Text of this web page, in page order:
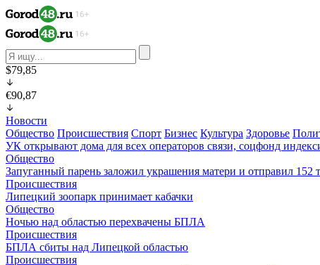
$79,85
€90,87
Новости
Общество Происшествия Спорт Бизнес Культура Здоровье
УК открывают дома для всех операторов связи, соцфонд
Общество
Запуганный парень заложил украшения матери и отправил
Происшествия
Липецкий зоопарк принимает кабачки
Общество
Ночью над областью перехвачены БПЛА
Происшествия
БПЛА сбиты над Липецкой областью
Происшествия